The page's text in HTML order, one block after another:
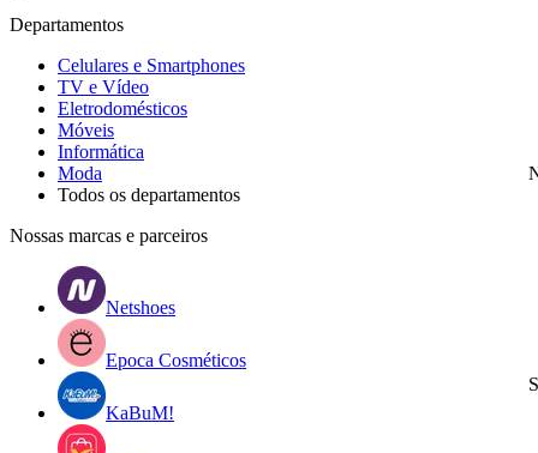
Departamentos
Celulares e Smartphones
TV e Vídeo
Eletrodomésticos
Móveis
Informática
Moda
Todos os departamentos
Nossas marcas e parceiros
Netshoes
Epoca Cosméticos
KaBuM!